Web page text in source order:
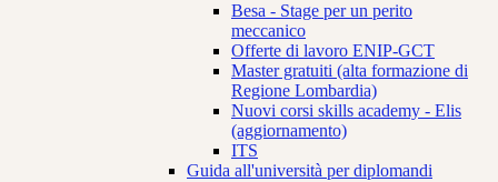
Besa - Stage per un perito
meccanico
Offerte di lavoro ENIP-GCT
Master gratuiti (alta formazione di
Regione Lombardia)
Nuovi corsi skills academy - Elis
(aggiornamento)
ITS
Guida all'università per diplomandi